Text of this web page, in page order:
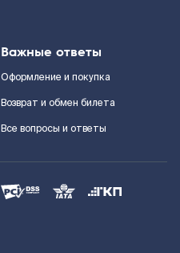
Важные ответы
Оформление и покупка
Возврат и обмен билета
Все вопросы и ответы